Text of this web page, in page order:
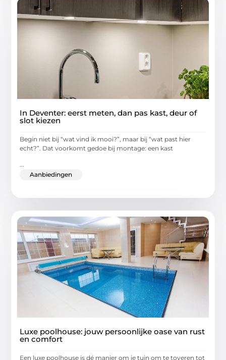
In Deventer: eerst meten, dan pas kast, deur of
slot kiezen
Begin niet bij “wat vind ik mooi?”, maar bij “wat past hier
echt?”. Dat voorkomt gedoe bij montage: een kast
...
Aanbiedingen
Luxe poolhouse: jouw persoonlijke oase van rust
en comfort
Een luxe poolhouse is dé manier om je tuin om te toveren tot